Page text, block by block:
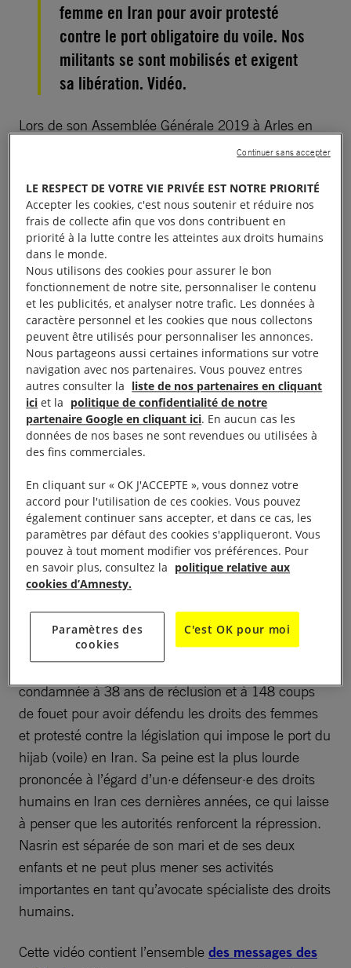
femme en Iran pour avoir protesté
contre le port obligatoire du voile. Nos
militants se sont mobilisés et exigent
sa libération. Vidéo.
Lors de son Assemblée Générale 2019 à Arles en
juin dernier, nous avons appelé les militants
Sotoudeh.
Le visionnage de cette vidéo entraîne un
dépôt de cookies de la part de YouTube. Si
consentir aux cookies pour une publicité
ciblée en cliquant sur le bouton ci-dessous.
Accepter les cookies
Nasrin est une éminente avocate iranienne
spécialiste des droits humains. Elle a été
condamnée à 38 ans de réclusion et à 148 coups
de fouet pour avoir défendu les droits des femmes
et protesté contre la législation qui impose le port du
hijab (voile) en Iran. Sa peine est la plus lourde
prononcée à l’égard d’un·e défenseur·e des droits
humains en Iran ces dernières années, ce qui laisse
à penser que les autorités renforcent la répression.
Nasrin est séparée de son mari et de ses deux
enfants et ne peut plus mener ses activités
importantes en tant qu’avocate spécialiste des droits
humains.
Cette vidéo contient l’ensemble des messages des
LE RESPECT DE VOTRE VIE PRIVÉE EST NOTRE PRIORITÉ
Accepter les cookies, c'est nous soutenir et réduire nos
frais de collecte afin que vos dons contribuent en
priorité à la lutte contre les atteintes aux droits humains
dans le monde.
Nous utilisons des cookies pour assurer le bon
fonctionnement de notre site, personnaliser le contenu
et les publicités, et analyser notre trafic. Les données à
caractère personnel et les cookies que nous collectons
peuvent être utilisés pour personnaliser les annonces.
Nous partageons aussi certaines informations sur votre
navigation avec nos partenaires. Vous pouvez entres
autres consulter la liste de nos partenaires en cliquant
ici et la politique de confidentialité de notre
partenaire Google en cliquant ici. En aucun cas les
données de nos bases ne sont revendues ou utilisées à
des fins commerciales.
En cliquant sur « OK J'ACCEPTE », vous donnez votre
accord pour l'utilisation de ces cookies. Vous pouvez
également continuer sans accepter, et dans ce cas, les
paramètres par défaut des cookies s'appliqueront. Vous
pouvez à tout moment modifier vos préférences. Pour
en savoir plus, consultez la politique relative aux
cookies d’Amnesty.
Paramètres des
cookies
C'est OK pour moi
Continuer sans accepter